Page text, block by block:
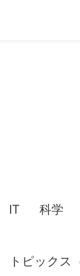
IT 科学
トピックス